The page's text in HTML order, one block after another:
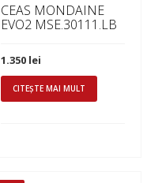
CEAS MONDAINE
EVO2 MSE.30111.LB
1.350 lei
CITEȘTE MAI MULT